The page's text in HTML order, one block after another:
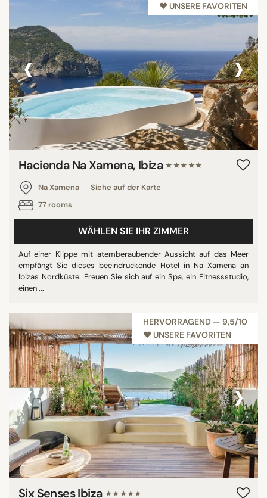
♥︎ UNSERE FAVORITEN
‹ ›
Hacienda Na Xamena, Ibiza ★★★★★
Na Xamena
Siehe auf der Karte
77 rooms
WÄHLEN SIE IHR ZIMMER
Auf einer Klippe mit atemberaubender Aussicht auf das Meer
empfängt Sie dieses beeindruckende Hotel in Na Xamena an
Ibizas Nordküste. Freuen Sie sich auf ein Spa, ein Fitnessstudio,
einen ...
HERVORRAGEND — 9,5/10
♥︎ UNSERE FAVORITEN
‹ ›
Six Senses Ibiza ★★★★★